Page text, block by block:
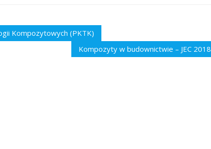
Kompozytowych (PKTK)
Kompozyty w budownictwie – JEC 2018